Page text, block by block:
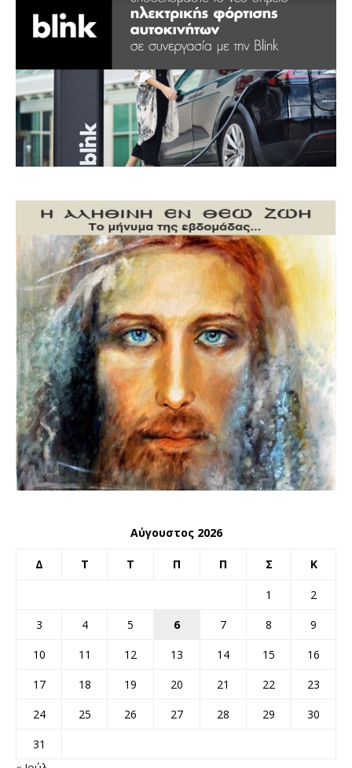
Αύγουστος 2026
Δ Τ Τ Π Π Σ Κ
1
2
3
4 5 6 7 8
9
10
11 12 13 14 15
16
17
18 19 20 21 22
23
24
25 26 27 28 29
30
31